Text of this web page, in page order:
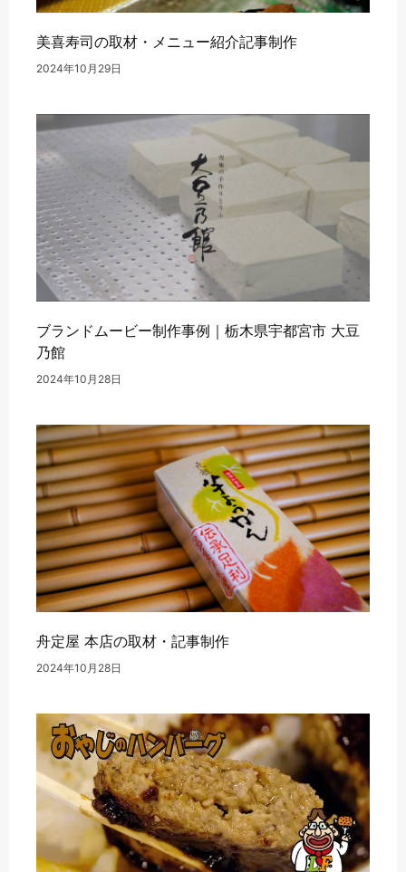
美喜寿司の取材・メニュー紹介記事制作
2024年10月29日
ブランドムービー制作事例｜栃木県宇都宮市 大豆
乃館
2024年10月28日
舟定屋 本店の取材・記事制作
2024年10月28日